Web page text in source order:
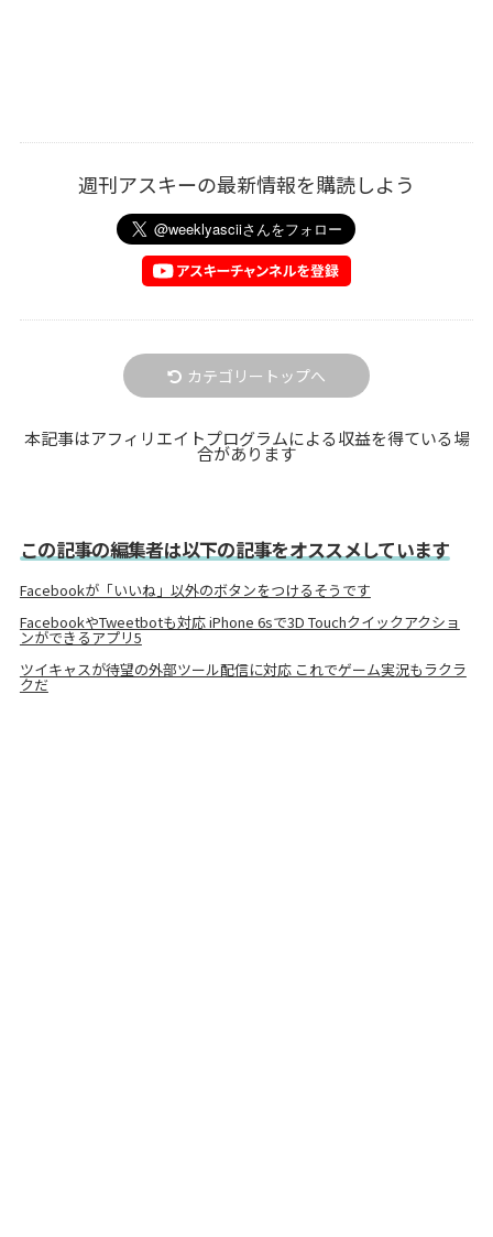
週刊アスキーの最新情報を購読しよう
カテゴリートップへ
本記事はアフィリエイトプログラムによる収益を得ている場
合があります
この記事の編集者は以下の記事をオススメしています
Facebookが「いいね」以外のボタンをつけるそうです
FacebookやTweetbotも対応 iPhone 6sで3D Touchクイックアクショ
ンができるアプリ5
ツイキャスが待望の外部ツール配信に対応 これでゲーム実況もラクラ
クだ